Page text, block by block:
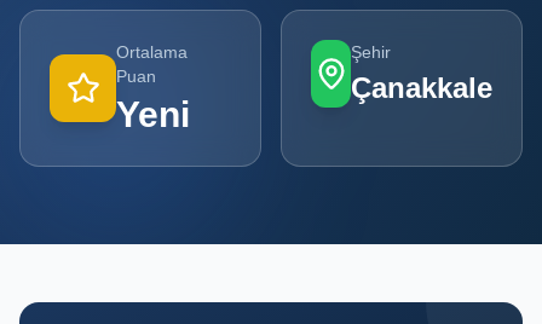
POPÜLER
KATEGORILER
Ortalama
Puan
Yeni
Şehir
Çanakkale